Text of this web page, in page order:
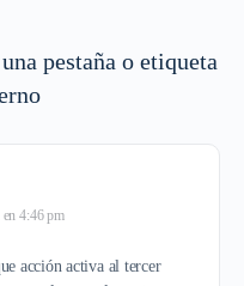
pestaña o etiqueta
4:46 pm
acción activa al tercer